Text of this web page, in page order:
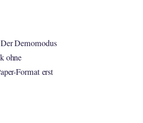
Demomodus
ohne
Format erst